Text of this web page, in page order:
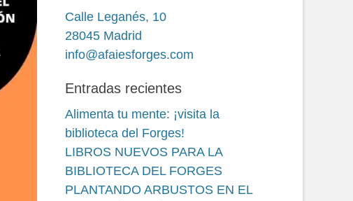
Calle Leganés, 10
28045 Madrid
info@afaiesforges.com
Entradas recientes
Alimenta tu mente: ¡visita la
biblioteca del Forges!
LIBROS NUEVOS PARA LA
BIBLIOTECA DEL FORGES
PLANTANDO ARBUSTOS EN EL